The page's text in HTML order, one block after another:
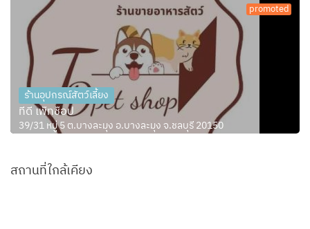
promoted
ร้านอุปกรณ์สัตว์เลี้ยง
ทีดี เพ็ทช็อป
39/31 หมู่ 5 ต.บางละมุง อ.บางละมุง จ.ชลบุรี 20150
สถานที่ใกล้เคียง